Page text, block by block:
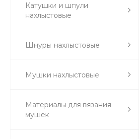
Катушки и шпули
нахлыстовые
Шнуры нахлыстовые
Мушки нахлыстовые
Материалы для вязания
мушек